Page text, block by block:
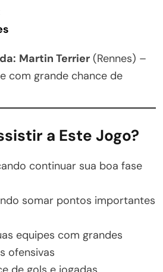
Martin Terrier (Rennes) –
com grande chance de
a Este Jogo?
continuar sua boa fase
somar pontos importantes
equipes com grandes
ofensivas